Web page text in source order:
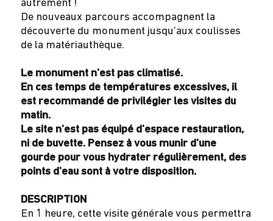
autrement !
De nouveaux parcours accompagnent la
découverte du monument jusqu’aux coulisses
de la matériauthèque.
Le monument n'est pas climatisé.
En ces temps de températures excessives, il
est recommandé de privilégier les visites du
matin.
Le site n'est pas équipé d'espace restauration,
ni de buvette. Pensez à vous munir d'une
gourde pour vous hydrater régulièrement, des
points d'eau sont à votre disposition.
DESCRIPTION
En 1 heure, cette visite générale vous permettra